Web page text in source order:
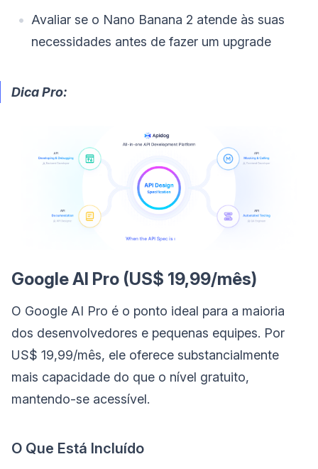
Avaliar se o Nano Banana 2 atende às suas
necessidades antes de fazer um upgrade
Dica Pro:
Google AI Pro (US$ 19,99/mês)
O Google AI Pro é o ponto ideal para a maioria
dos desenvolvedores e pequenas equipes. Por
US$ 19,99/mês, ele oferece substancialmente
mais capacidade do que o nível gratuito,
mantendo-se acessível.
O Que Está Incluído